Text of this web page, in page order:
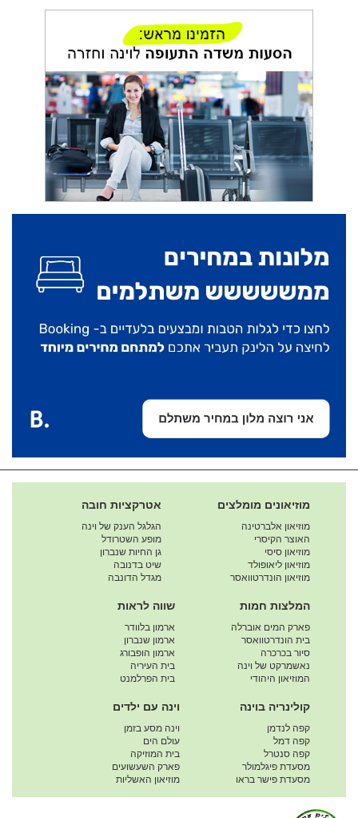
מוזיאונים מומלצים
מוזיאון אלברטינה
האוצר הקיסרי
מוזיאון סיסי
מוזיאון ליאופולד
מוזיאון הונדרטוואסר
אטרקציות חובה
הגלגל הענק של וינה
מופע השטרודל
גן החיות שנברון
שיט בדנובה
מגדל הדונבה
המלצות חמות
פארק המים אוברלה
בית הונדרטוואסר
סיור בכרכרה
נאשמרקט של וינה
המוזיאון היהודי
שווה לראות
ארמון בלוודר
ארמון שנברון
ארמון הופבורג
בית העיריה
בית הפרלמנט
קולינריה בוינה
קפה לנדמן
קפה דמל
קפה סנטרל
מסעדת פיגלמולר
מסעדת פישר בראו
וינה עם ילדים
וינה מסע בזמן
עולם הים
בית המוזיקה
פארק השעשועים
מוזיאון האשליות